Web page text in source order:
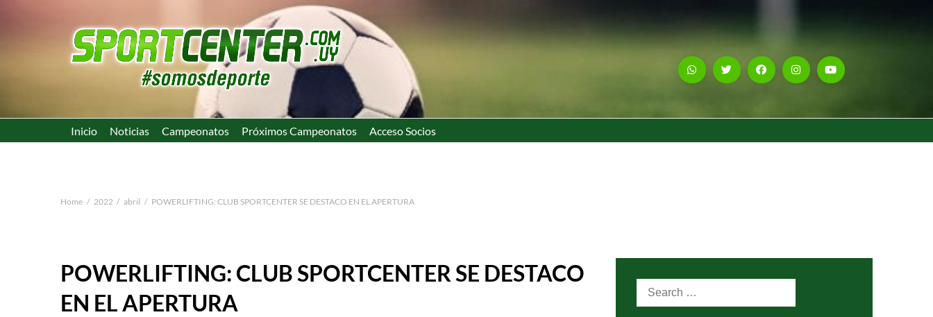
Inicio Noticias Campeonatos Próximos Campeonatos Acceso Socios
Home 2022 abril POWERLIFTING: CLUB SPORTCENTER SE DESTACO EN EL APERTURA
POWERLIFTING: CLUB SPORTCENTER SE DESTACO
EN EL APERTURA
Search
for: